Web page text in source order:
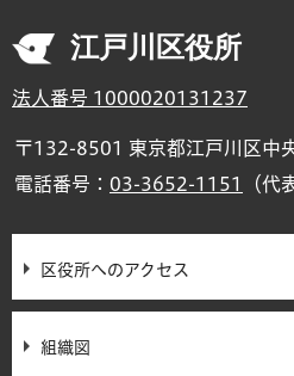
江戸川区役所
法人番号 1000020131237
〒132-8501 東京都江戸川区中
電話番号： 03-3652-1151 （代
区役所へのアクセス
組織図